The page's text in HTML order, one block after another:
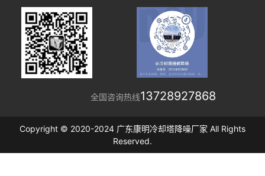
全国咨询热线13728927868
Copyright © 2020-2024 广东康明冷却塔降噪厂家 All Rights
Reserved.